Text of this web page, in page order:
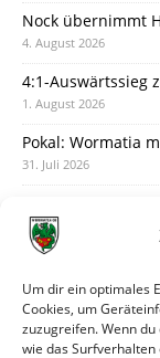
Um dir ein optimales
Cookies, um
zuzugreifen. Wenn
wie das
Nock übernimmt
4. August 2026
4:1-Auswärtssieg
1. August 2026
Pokal: Wormatia
31. Juli 2026
30. Juli 2026
28. Juli 2026
Neuer
28. Juli 2026